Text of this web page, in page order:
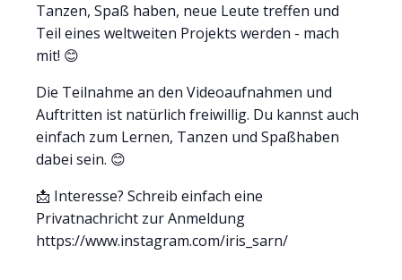
Tanzen, Spaß haben, neue Leute treffen und
Teil eines weltweiten Projekts werden - mach
mit! 😊
Die Teilnahme an den Videoaufnahmen und
Auftritten ist natürlich freiwillig. Du kannst auch
einfach zum Lernen, Tanzen und Spaßhaben
dabei sein. 😊
📩 Interesse? Schreib einfach eine
Privatnachricht zur Anmeldung
https://www.instagram.com/iris_sarn/